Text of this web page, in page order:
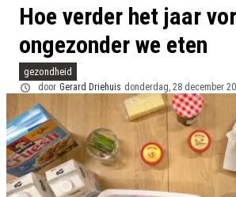
Hoe verder het jaar
ongezonder we eten
gezondheid
door Gerard Driehuis donderdag, 28 december